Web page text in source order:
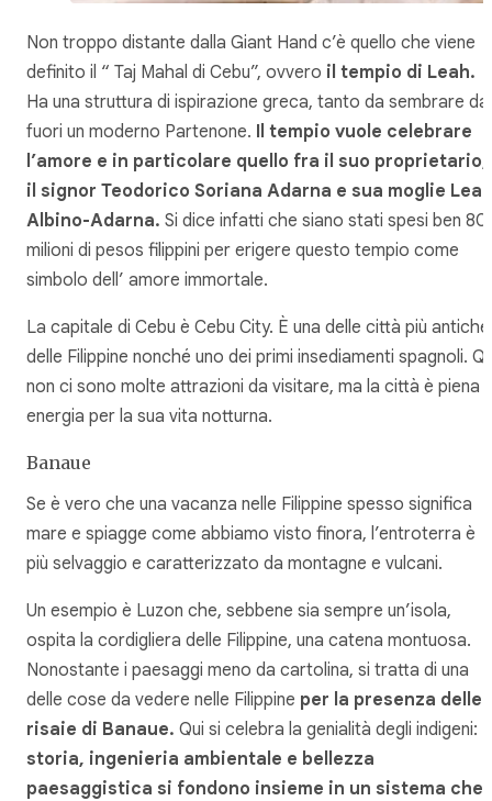
Non troppo distante dalla Giant Hand c’è quello che viene
definito il “ Taj Mahal di Cebu”, ovvero il tempio di Leah.
Ha una struttura di ispirazione greca, tanto da sembrare da
fuori un moderno Partenone. Il tempio vuole celebrare
l’amore e in particolare quello fra il suo proprietario,
il signor Teodorico Soriana Adarna e sua moglie Leah
Albino-Adarna. Si dice infatti che siano stati spesi ben 80
milioni di pesos filippini per erigere questo tempio come
simbolo dell’ amore immortale.
La capitale di Cebu è Cebu City. È una delle città più antiche
delle Filippine nonché uno dei primi insediamenti spagnoli.
non ci sono molte attrazioni da visitare, ma la città è piena
energia per la sua vita notturna.
Banaue
Se è vero che una vacanza nelle Filippine spesso significa
mare e spiagge come abbiamo visto finora, l’entroterra è
più selvaggio e caratterizzato da montagne e vulcani.
Un esempio è Luzon che, sebbene sia sempre un’isola,
ospita la cordigliera delle Filippine, una catena montuosa.
Nonostante i paesaggi meno da cartolina, si tratta di una
delle cose da vedere nelle Filippine per la presenza delle
risaie di Banaue. Qui si celebra la genialità degli indigeni:
storia, ingenieria ambientale e bellezza
paesaggistica si fondono insieme in un sistema che